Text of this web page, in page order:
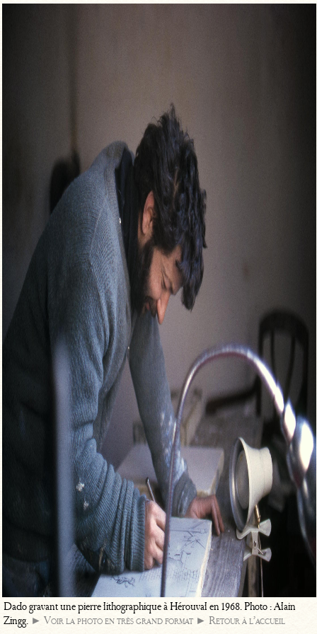
Dado gravant une pierre lithographique à Hérouval en 1968. Photo : Alain
Zingg. ► Voir la photo en très grand format ► Retour à l’accueil